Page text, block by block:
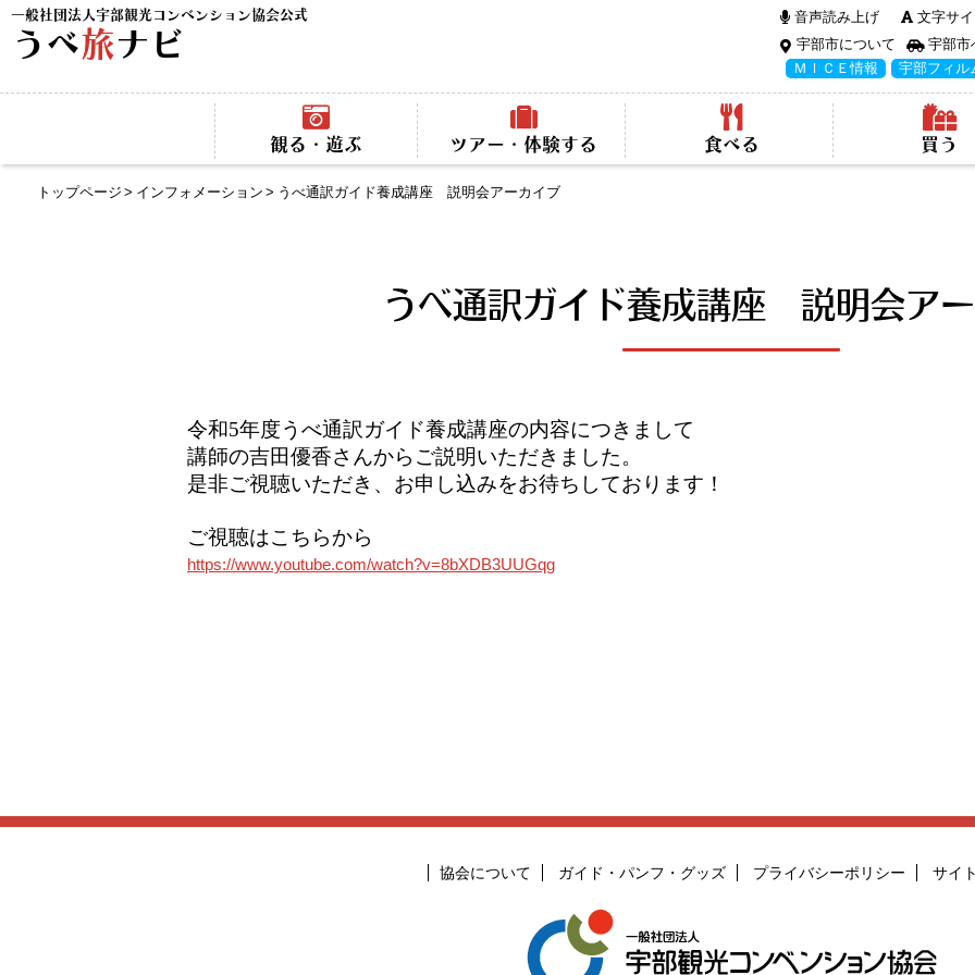
一般社団法人宇部観光コンベンション協会公式
うべ旅ナビ
音声読み上げ
文字サ
宇部市について
宇部市
ＭＩＣＥ情報
宇部フィル
観る・遊ぶ ツアー・体験する 食べる 買う
トップページ インフォメーション うべ通訳ガイド養成講座 説明会アーカイブ
うべ通訳ガイド養成講座 説明会ア
令和5年度うべ通訳ガイド養成講座の内容につきまして
講師の吉田優香さんから ご説明いただきました。
是非ご視聴いただき、お申し込みをお待ちしております！
ご視聴はこちらから
https://www.youtube.com/watch?v=8bXDB3UUGqg
協会について ガイド・パンフ・グッズ プライバシーポリシー サイ